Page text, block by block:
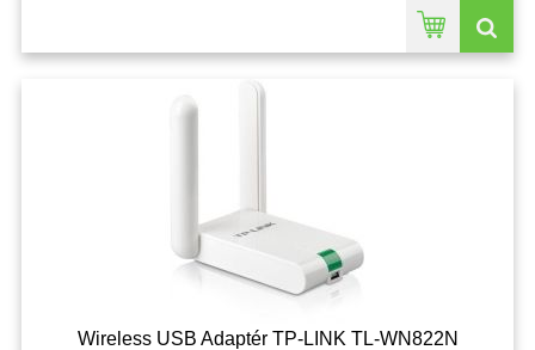
Wireless USB Adaptér TP-LINK TL-WN822N